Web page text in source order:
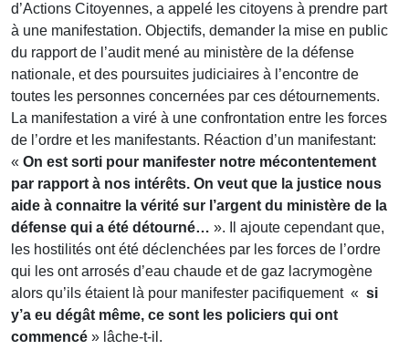
d’Actions Citoyennes, a appelé les citoyens à prendre part
à une manifestation. Objectifs, demander la mise en public
du rapport de l’audit mené au ministère de la défense
nationale, et des poursuites judiciaires à l’encontre de
toutes les personnes concernées par ces détournements.
La manifestation a viré à une confrontation entre les forces
de l’ordre et les manifestants. Réaction d’un manifestant:
« On est sorti pour manifester notre mécontentement
par rapport à nos intérêts. On veut que la justice nous
aide à connaitre la vérité sur l’argent du ministère de la
défense qui a été détourné… ». Il ajoute cependant que,
les hostilités ont été déclenchées par les forces de l’ordre
qui les ont arrosés d’eau chaude et de gaz lacrymogène
alors qu’ils étaient là pour manifester pacifiquement « si
y’a eu dégât même, ce sont les policiers qui ont
commencé » lâche-t-il.